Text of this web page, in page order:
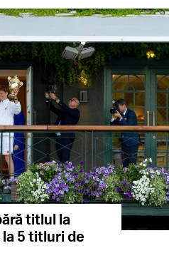
titlul la
5 titluri de